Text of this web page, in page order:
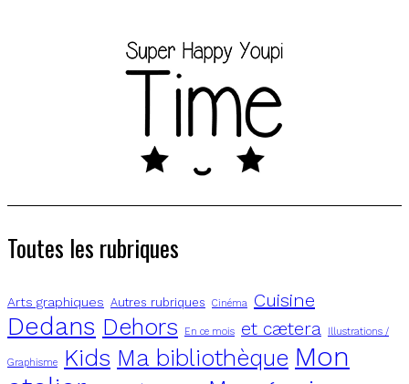
Toutes les rubriques
Arts graphiques Autres rubriques Cinéma Cuisine
Dedans Dehors En ce mois et cætera Illustrations /
Graphisme Kids Ma bibliothèque Mon